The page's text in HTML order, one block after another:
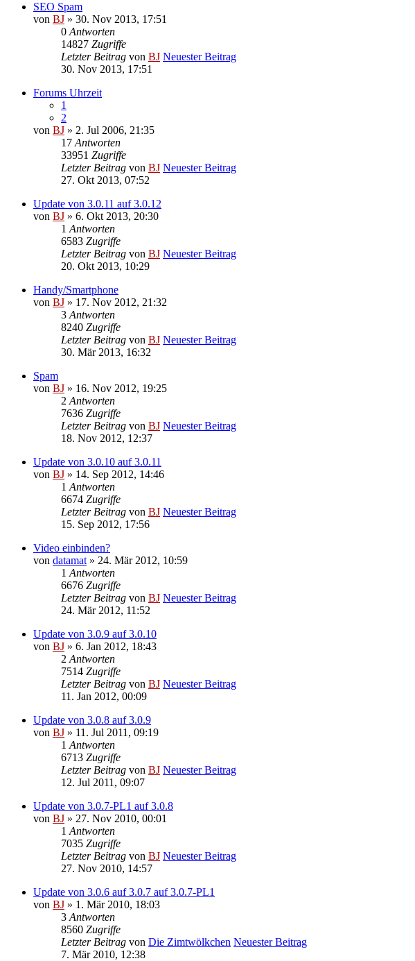
SEO Spam
von BJ » 30. Nov 2013, 17:51
0 Antworten
14827 Zugriffe
Letzter Beitrag von BJ Neuester Beitrag
30. Nov 2013, 17:51
Forums Uhrzeit
1
2
von BJ » 2. Jul 2006, 21:35
17 Antworten
33951 Zugriffe
Letzter Beitrag von BJ Neuester Beitrag
27. Okt 2013, 07:52
Update von 3.0.11 auf 3.0.12
von BJ » 6. Okt 2013, 20:30
1 Antworten
6583 Zugriffe
Letzter Beitrag von BJ Neuester Beitrag
20. Okt 2013, 10:29
Handy/Smartphone
von BJ » 17. Nov 2012, 21:32
3 Antworten
8240 Zugriffe
Letzter Beitrag von BJ Neuester Beitrag
30. Mär 2013, 16:32
Spam
von BJ » 16. Nov 2012, 19:25
2 Antworten
7636 Zugriffe
Letzter Beitrag von BJ Neuester Beitrag
18. Nov 2012, 12:37
Update von 3.0.10 auf 3.0.11
von BJ » 14. Sep 2012, 14:46
1 Antworten
6674 Zugriffe
Letzter Beitrag von BJ Neuester Beitrag
15. Sep 2012, 17:56
Video einbinden?
von datamat » 24. Mär 2012, 10:59
1 Antworten
6676 Zugriffe
Letzter Beitrag von BJ Neuester Beitrag
24. Mär 2012, 11:52
Update von 3.0.9 auf 3.0.10
von BJ » 6. Jan 2012, 18:43
2 Antworten
7514 Zugriffe
Letzter Beitrag von BJ Neuester Beitrag
11. Jan 2012, 00:09
Update von 3.0.8 auf 3.0.9
von BJ » 11. Jul 2011, 09:19
1 Antworten
6713 Zugriffe
Letzter Beitrag von BJ Neuester Beitrag
12. Jul 2011, 09:07
Update von 3.0.7-PL1 auf 3.0.8
von BJ » 27. Nov 2010, 00:01
1 Antworten
7035 Zugriffe
Letzter Beitrag von BJ Neuester Beitrag
27. Nov 2010, 14:57
Update von 3.0.6 auf 3.0.7 auf 3.0.7-PL1
von BJ » 1. Mär 2010, 18:03
3 Antworten
8560 Zugriffe
Letzter Beitrag von Die Zimtwölkchen Neuester Beitrag
7. Mär 2010, 12:38